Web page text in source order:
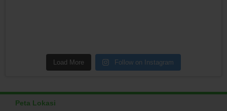
Load More Follow on Instagram
Peta Lokasi